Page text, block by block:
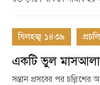
যিলহজ্ব ১৪৩৯
একটি ভুল মাসআলা
সন্তান প্রসবের পর চল্লিশের